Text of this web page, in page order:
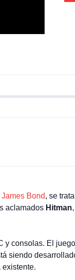
Bond, se
aclamados Hitman
consolas. El
siendo